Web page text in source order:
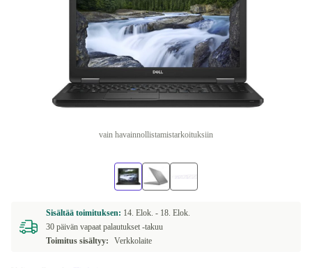
vain havainnollistamistarkoituksiin
Sisältää toimituksen: 14. Elok. - 18. Elok.
30 päivän vapaat palautukset -takuu
Toimitus sisältyy:
Verkkolaite